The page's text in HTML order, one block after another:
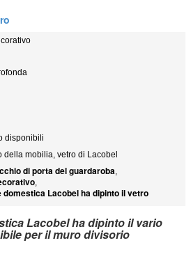
disponibili
della mobilia, vetro di Lacobel
di porta del guardaroba,
,
domestica Lacobel ha dipinto il vetro
Lacobel ha dipinto il vario
per il muro divisorio